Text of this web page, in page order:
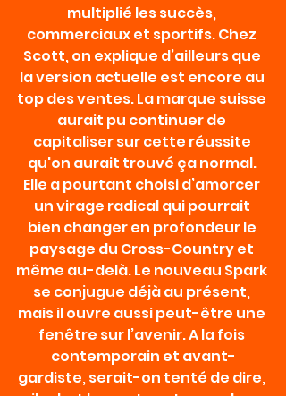
multiplié les succès,
commerciaux et sportifs. Chez
Scott, on explique d’ailleurs que
la version actuelle est encore au
top des ventes. La marque suisse
aurait pu continuer de
capitaliser sur cette réussite
qu'on aurait trouvé ça normal.
Elle a pourtant choisi d’amorcer
un virage radical qui pourrait
bien changer en profondeur le
paysage du Cross-Country et
même au-delà. Le nouveau Spark
se conjugue déjà au présent,
mais il ouvre aussi peut-être une
fenêtre sur l’avenir. A la fois
contemporain et avant-
gardiste, serait-on tenté de dire,